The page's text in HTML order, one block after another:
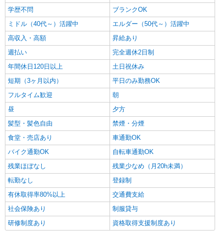
学歴不問
ブランクOK
ミドル（40代～）活躍中
エルダー（50代～）活躍中
高収入・高額
昇給あり
週払い
完全週休2日制
年間休日120日以上
土日祝休み
短期（3ヶ月以内）
平日のみ勤務OK
フルタイム歓迎
朝
昼
夕方
髪型・髪色自由
禁煙・分煙
食堂・売店あり
車通勤OK
バイク通勤OK
自転車通勤OK
残業ほぼなし
残業少なめ（月20h未満）
転勤なし
登録制
有休取得率80%以上
交通費支給
社会保険あり
制服貸与
研修制度あり
資格取得支援制度あり